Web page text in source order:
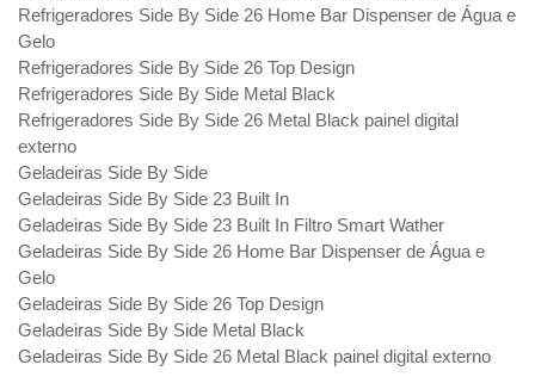
Refrigeradores Side By Side 26 Home Bar Dispenser de Água e
Gelo
Refrigeradores Side By Side 26 Top Design
Refrigeradores Side By Side Metal Black
Refrigeradores Side By Side 26 Metal Black painel digital
externo
Geladeiras Side By Side
Geladeiras Side By Side 23 Built In
Geladeiras Side By Side 23 Built In Filtro Smart Wather
Geladeiras Side By Side 26 Home Bar Dispenser de Água e
Gelo
Geladeiras Side By Side 26 Top Design
Geladeiras Side By Side Metal Black
Geladeiras Side By Side 26 Metal Black painel digital externo